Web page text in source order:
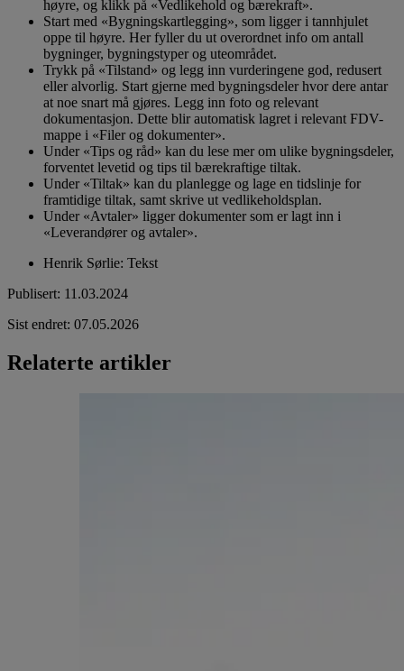
høyre, og klikk på «Vedlikehold og bærekraft».
Start med «Bygningskartlegging», som ligger i tannhjulet
oppe til høyre. Her fyller du ut overordnet info om antall
bygninger, bygningstyper og uteområdet.
Trykk på «Tilstand» og legg inn vurderingene god, redusert
eller alvorlig. Start gjerne med bygningsdeler hvor dere antar
at noe snart må gjøres. Legg inn foto og relevant
dokumentasjon. Dette blir automatisk lagret i relevant FDV-
mappe i «Filer og dokumenter».
Under «Tips og råd» kan du lese mer om ulike bygningsdeler,
forventet levetid og tips til bærekraftige tiltak.
Under «Tiltak» kan du planlegge og lage en tidslinje for
framtidige tiltak, samt skrive ut vedlikeholdsplan.
Under «Avtaler» ligger dokumenter som er lagt inn i
«Leverandører og avtaler».
Henrik Sørlie: Tekst
Publisert: 11.03.2024
Sist endret: 07.05.2026
Relaterte artikler